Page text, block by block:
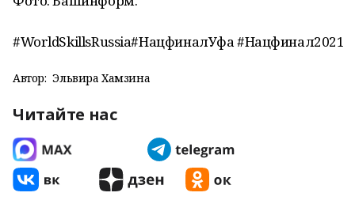
#WorldSkillsRussia#НацфиналУфа #Нацфинал2021
Автор: Эльвира Хамзина
Читайте нас